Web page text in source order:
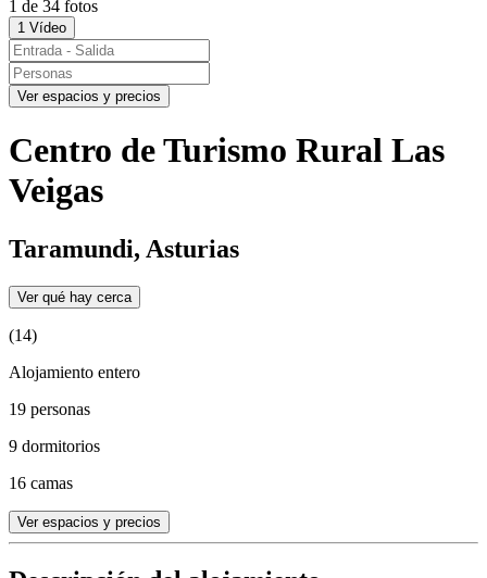
1 de 34 fotos
1 Vídeo
Ver espacios y precios
Centro de Turismo Rural Las
Veigas
Taramundi, Asturias
Ver qué hay cerca
(14)
Alojamiento entero
19 personas
9 dormitorios
16 camas
Ver espacios y precios